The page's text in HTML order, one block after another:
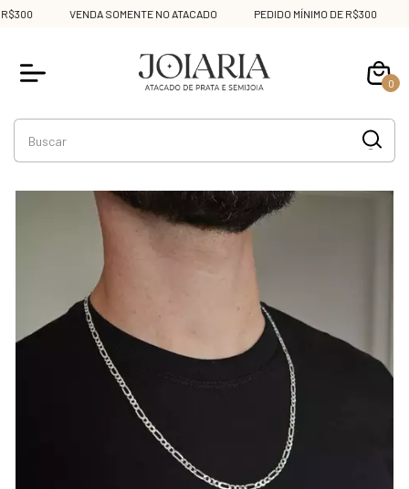
VENDA SOMENTE NO ATACADO PEDIDO MÍNIMO DE R$300
0